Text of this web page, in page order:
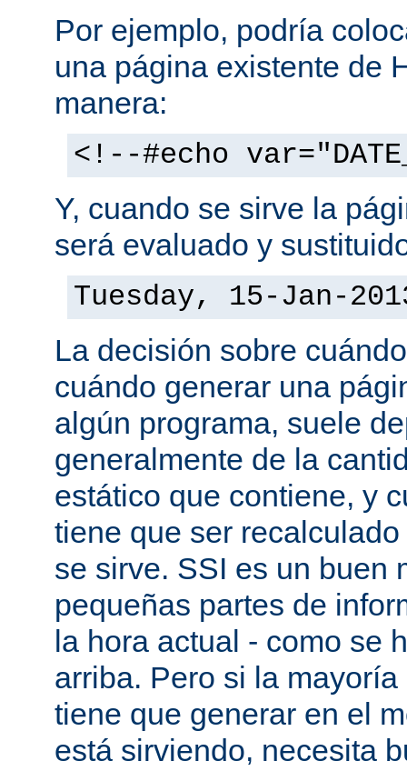
Por ejemplo, podría
una página existente de
manera:
<!--#echo
Y, cuando se sirve la
será evaluado y
Tuesday, 15-Jan-
La decisión sobre
cuándo generar una
algún programa, suele
generalmente de la
estático que contiene, y
tiene que ser
se sirve. SSI es un buen
pequeñas partes de
la hora actual - como se
arriba. Pero si la
tiene que generar en el
está sirviendo, necesita